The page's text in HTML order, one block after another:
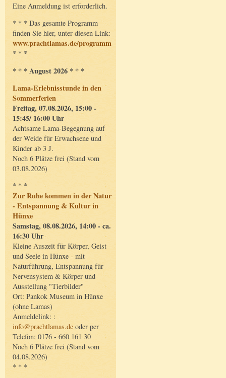
Eine Anmeldung ist erforderlich.
* * * Das gesamte Programm
finden Sie hier, unter diesen Link:
www.prachtlamas.de/programm
* * *
* * * August 2026 * * *
Lama-Erlebnisstunde in den
Sommerferien
Freitag, 07.08.2026, 15:00 -
15:45/ 16:00 Uhr
Achtsame Lama-Begegnung auf
der Weide für Erwachsene und
Kinder ab 3 J.
Noch 6 Plätze frei (Stand vom
03.08.2026)
* * *
Zur Ruhe kommen in der Natur
- Entspannung & Kultur in
Hünxe
Samstag, 08.08.2026, 14:00 - ca.
16:30 Uhr
Kleine Auszeit für Körper, Geist
und Seele in Hünxe - mit
Naturführung, Entspannung für
Nervensystem & Körper und
Ausstellung "Tierbilder"
Ort: Pankok Museum in Hünxe
(ohne Lamas)
Anmeldelink: :
info@prachtlamas.de oder per
Telefon: 0176 - 660 161 30
Noch 6 Plätze frei (Stand vom
04.08.2026)
* * *